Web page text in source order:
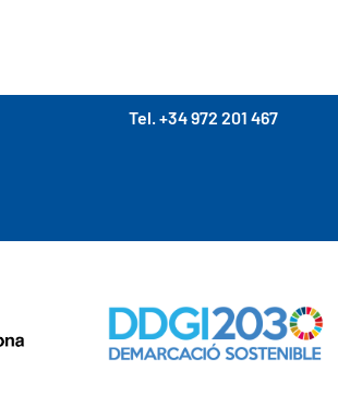
Tel. +34 972 201 467